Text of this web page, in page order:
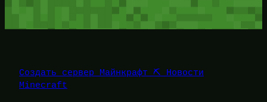
Создать сервер Майнкрафт ⛏️ Новости
Minecraft